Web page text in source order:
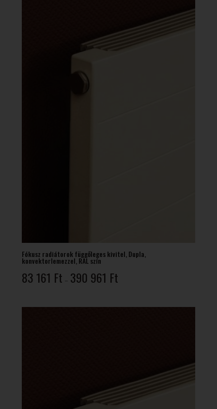
Fókusz radiátorok függőleges kivitel, Dupla,
konvektorlemezzel, RAL szín
83 161 Ft – 390 961 Ft83
-